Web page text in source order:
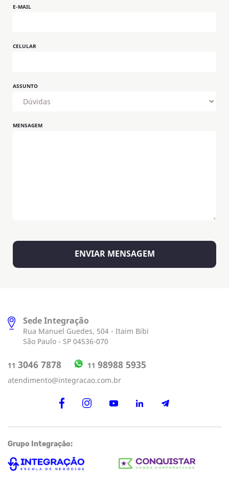
E-MAIL
CELULAR
ASSUNTO
MENSAGEM
Sede Integração
Rua Manuel Guedes, 504 - Itaim Bibi
São Paulo - SP 04536-070
11 3046 7878 11 98988 5935
atendimento@integracao.com.br
Grupo Integração: